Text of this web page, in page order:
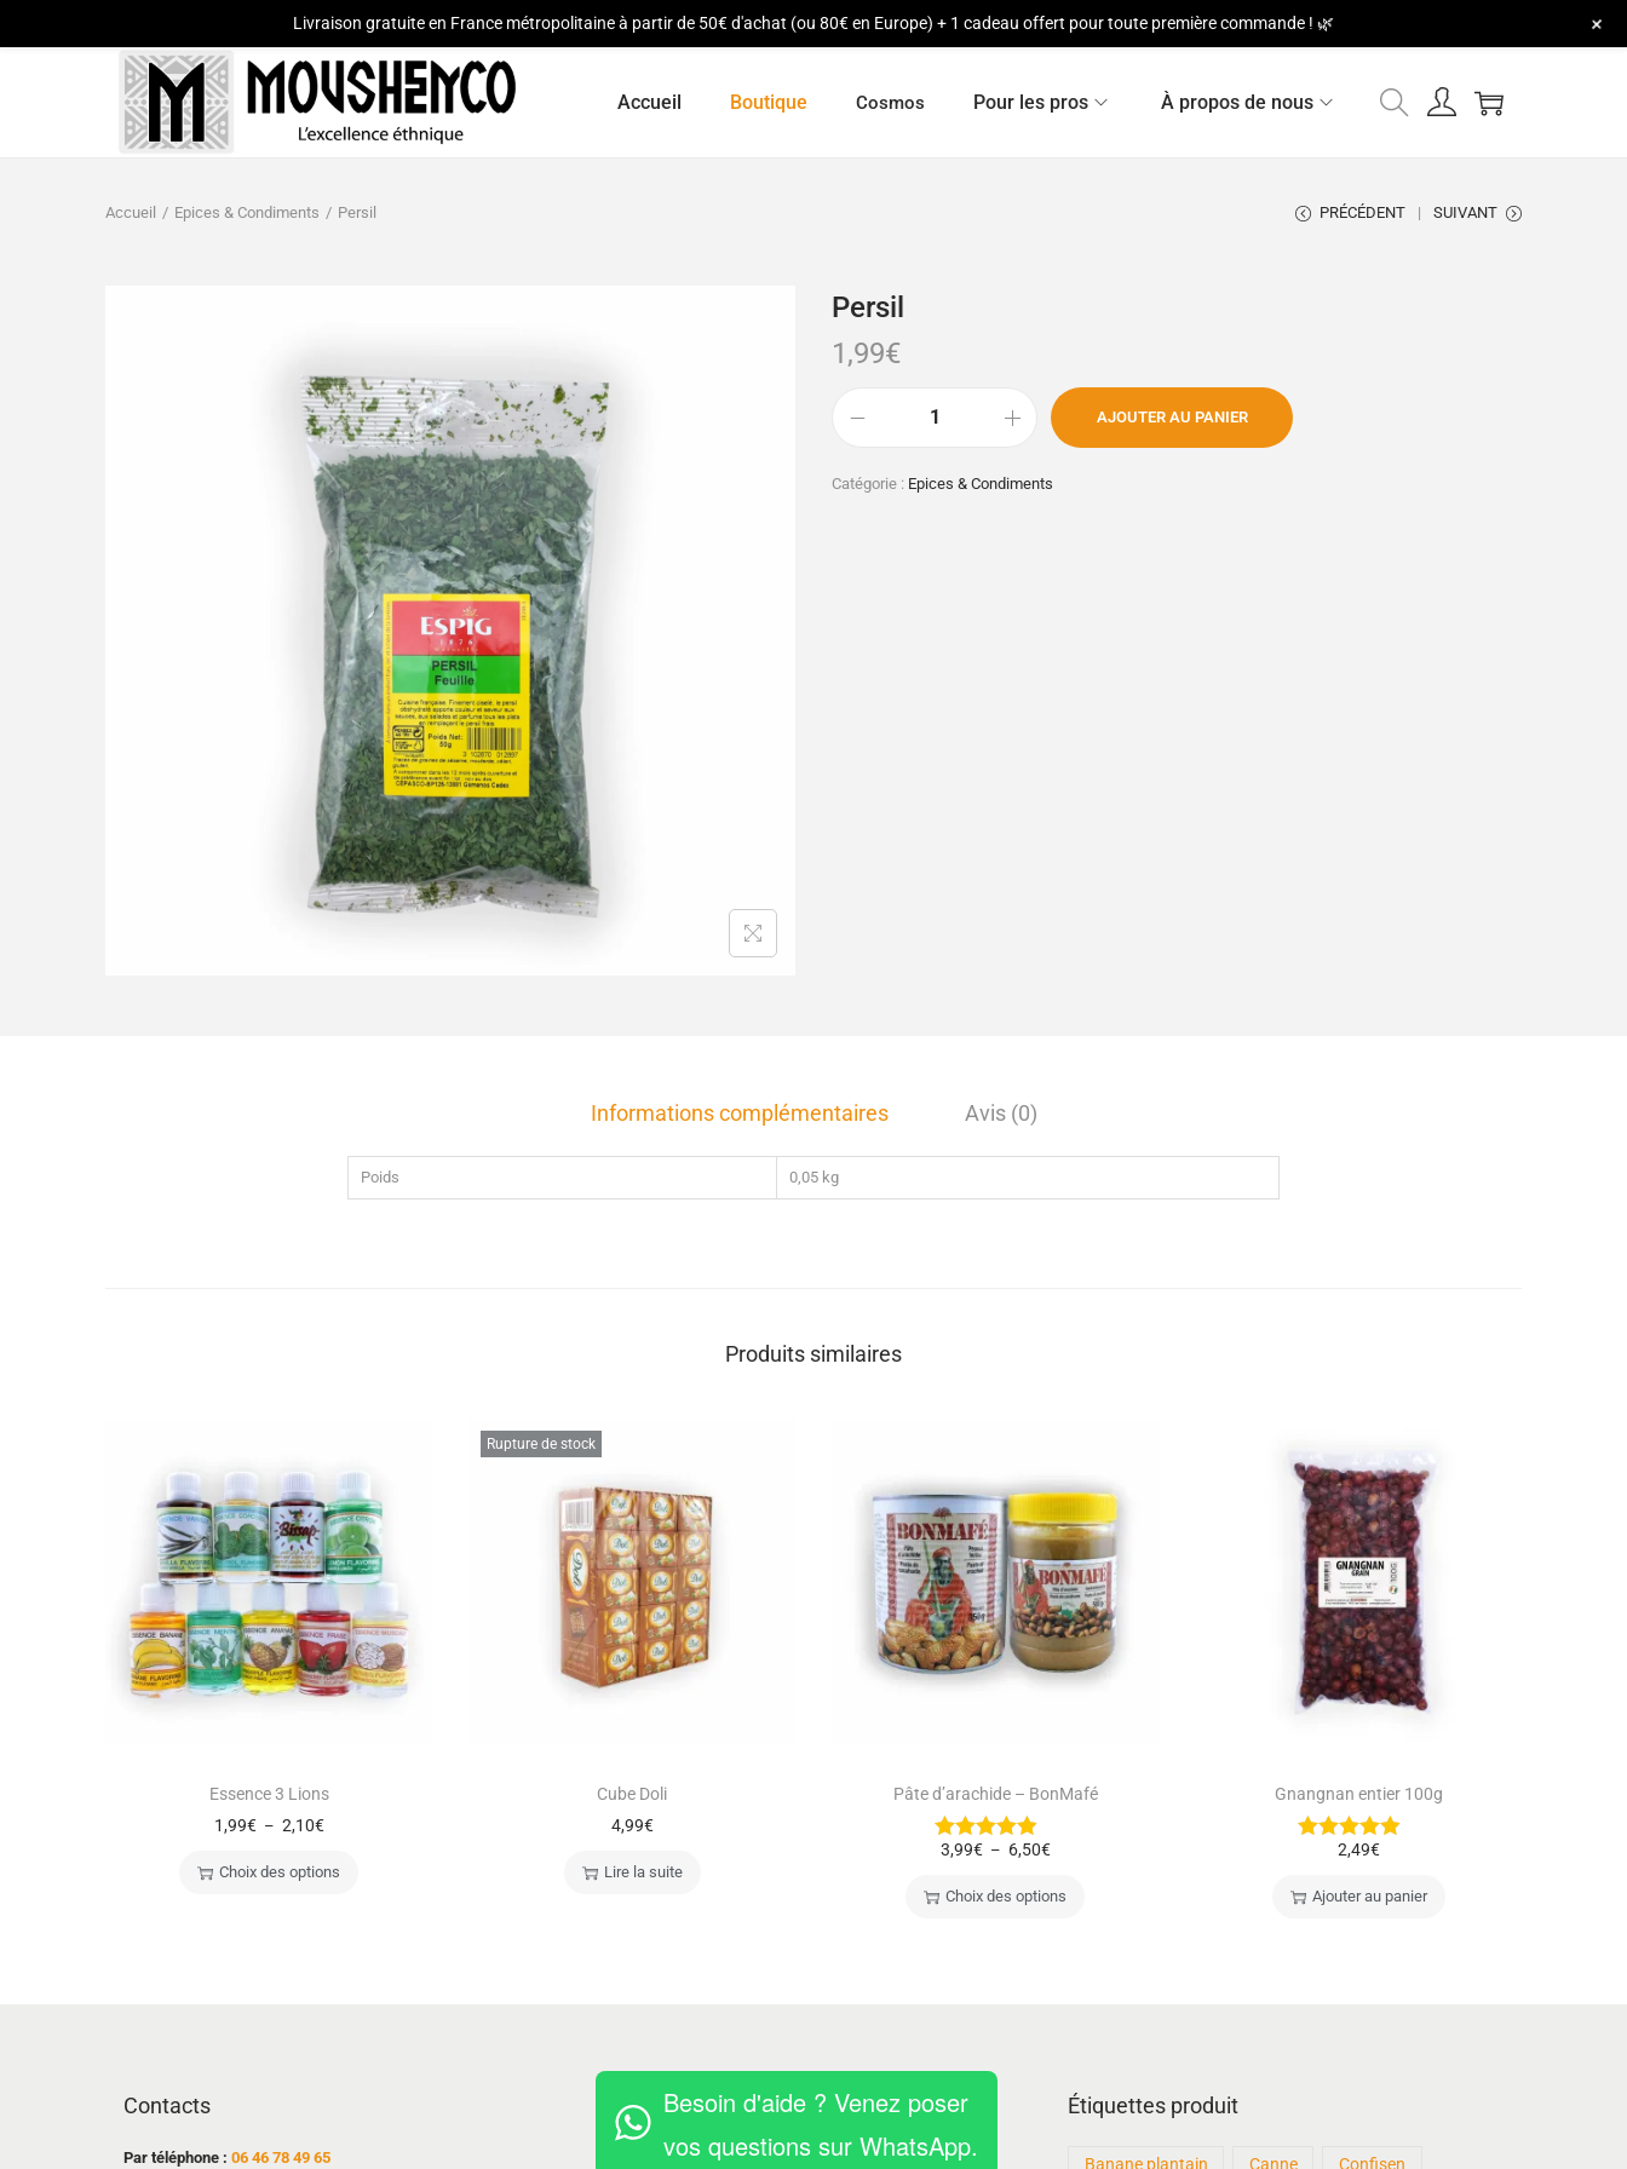
Accueil Boutique Cosmos Pour les pros À propos de nous
Accueil / Epices & Condiments / Persil PRÉCÉDENT SUIVANT
Persil
1,99€
AJOUTER AU PANIER
Catégorie : Epices & Condiments
Informations complémentaires Avis (0)
Poids 0,05 kg
Produits similaires
Essence 3 Lions
1,99€ – 2,10€
Choix des options
Rupture de stock
Cube Doli
4,99€
Lire la suite
Pâte d’arachide – BonMafé
3,99€ – 6,50€
Choix des options
Gnangnan entier 100g
2,49€
Ajouter au panier
Contacts
Par téléphone : 06 46 78 49 65
Besoin d'aide ? Venez poser
vos questions sur WhatsApp.
Étiquettes produit
Banane plantain Canne Confisen
Livraison gratuite en France métropolitaine à partir de 50€ d'achat (ou 80€ en Europe) + 1 cadeau offert pour toute première commande ! 🌿 +